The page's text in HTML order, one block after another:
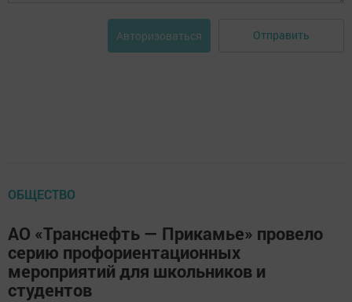
Авторизоваться Отправить
ОБЩЕСТВО
АО «Транснефть — Прикамье» провело
серию профориентационных
мероприятий для школьников и
студентов